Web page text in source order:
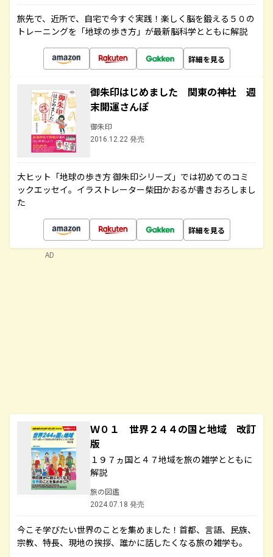
旅先で、近所で、自宅で今すぐ実践！楽しく脳を鍛える５０の
トレーニングを「地球の歩き方」が最新脳科学とともに解説
詳細を見る
御朱印はじめました 関東の神社 週
末開運さんぽ
御朱印
2016.12.22 発売
大ヒット「地球の歩き方 御朱印シリーズ」では初めてのコミ
ックエッセイ。イラストレーター柴田かおるが書きおろしまし
た
詳細を見る
Ｗ０１ 世界２４４の国と地域 改訂
版
１９７ヵ国と４７地域を旅の雑学とともに
解説
旅の図鑑
2024.07.18 発売
今こそ学びたい世界のことを集めました！首都、言語、民族、
宗教、特長、現地の挨拶、誰かに話したくなる旅の雑学も。
AD